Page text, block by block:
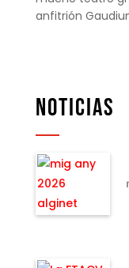
NOTICIAS
anfitrión